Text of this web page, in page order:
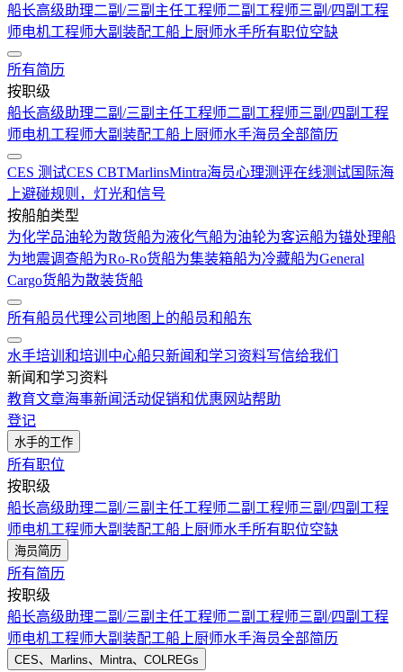
船长高级助理二副/三副 主任工程师二副工程师三副/四副工程
师电机工程师大副 装配工船上厨师水手所有职位空缺
所有简历
按职级
船长高级助理二副/三副 主任工程师二副工程师三副/四副工程
师电机工程师大副 装配工船上厨师水手海员全部简历
CES 测试CES CBTMarlinsMintra海员心理测评在线测试国际海
上避碰规则，灯光和信号
按船舶类型
为化学品油轮为散货船为液化气船为油轮为客运船为锚处理船
为地震调查船为Ro-Ro货船为集装箱船为冷藏船为General
Cargo货船为散装货船
所有船员代理公司地图上的船员和船东
水手培训和培训中心船只新闻和学习资料写信给我们
新闻和学习资料
教育文章海事新闻活动促销和优惠 网站帮助
登记
水手的工作
所有职位
按职级
船长高级助理二副/三副 主任工程师二副工程师三副/四副工程
师电机工程师大副 装配工船上厨师水手所有职位空缺
海员简历
所有简历
按职级
船长高级助理二副/三副 主任工程师二副工程师三副/四副工程
师电机工程师大副 装配工船上厨师水手海员全部简历
CES、Marlins、Mintra、COLREGs